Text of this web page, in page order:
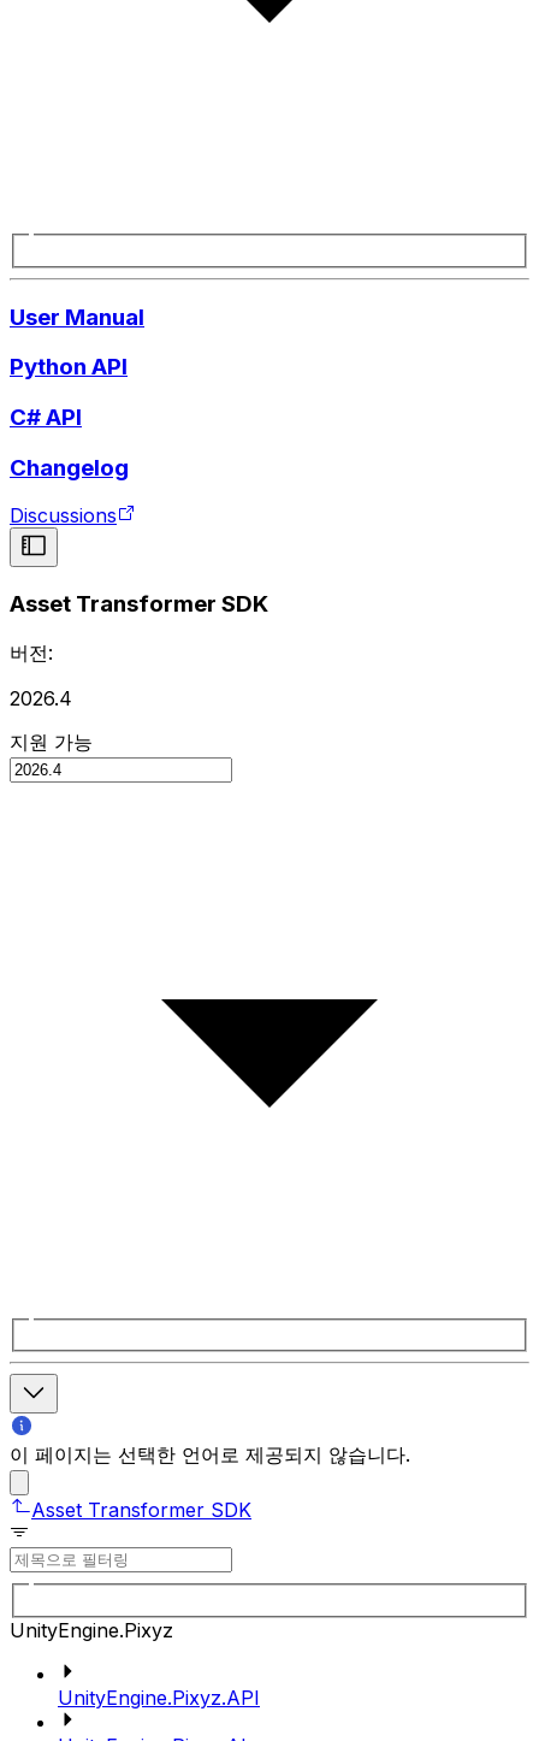
User Manual
Python API
C# API
Changelog
Discussions
Asset Transformer SDK
버전:
2026.4
지원 가능
이 페이지는 선택한 언어로 제공되지 않습니다.
Asset Transformer SDK
UnityEngine.Pixyz
UnityEngine.Pixyz.API